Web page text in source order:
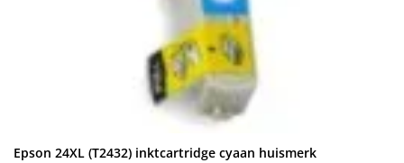
Epson 24XL (T2432) inktcartridge cyaan huismerk